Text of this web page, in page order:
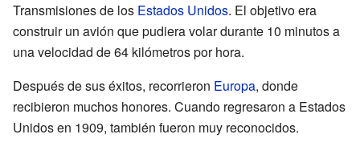
Transmisiones de los Estados Unidos. El objetivo era
construir un avión que pudiera volar durante 10 minutos a
una velocidad de 64 kilómetros por hora.
Después de sus éxitos, recorrieron Europa, donde
recibieron muchos honores. Cuando regresaron a Estados
Unidos en 1909, también fueron muy reconocidos.